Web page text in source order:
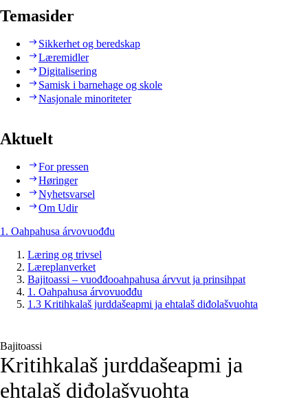
Temasider
Sikkerhet og beredskap
Læremidler
Digitalisering
Samisk i barnehage og skole
Nasjonale minoriteter
Aktuelt
For pressen
Høringer
Nyhetsvarsel
Om Udir
1. Oahpahusa árvovuođđu
Læring og trivsel
Læreplanverket
Bajitoassi – vuođđooahpahusa árvvut ja prinsihpat
1. Oahpahusa árvovuođđu
1.3 Kritihkalaš jurddašeapmi ja ehtalaš diđolašvuohta
Bajitoassi
Kritihkalaš jurddašeapmi ja
ehtalaš diđolašvuohta